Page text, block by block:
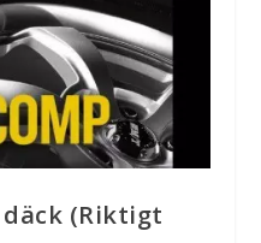
(Riktigt